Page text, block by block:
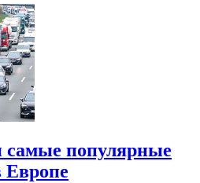
самые популярные
Европе